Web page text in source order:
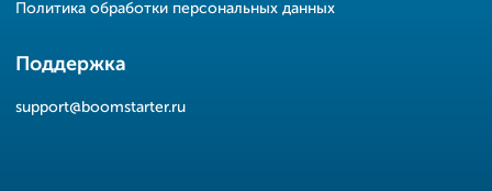
Политика обработки персональных данных
Поддержка
support@boomstarter.ru